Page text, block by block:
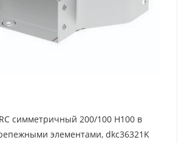
симметричный 200/100 H100 в
элементами, dkc36321K